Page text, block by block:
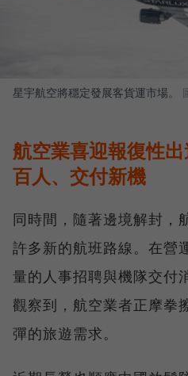
星宇航空將穩定發展客貨運市場。
航空業喜迎報復性
百人、交付新機
同時間，隨著邊境解封，
許多新的航班路線。在營
量的人事招聘與機隊交付
觀察到，航空業者正摩拳
彈的旅遊需求。